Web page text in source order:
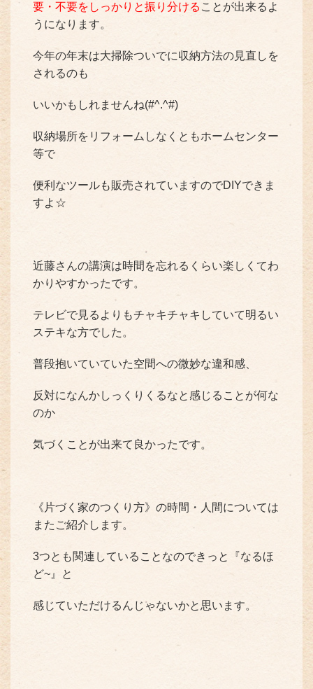
要・不要をしっかりと振り分ける ことが出来るよ
うになります。
今年の年末は大掃除ついでに収納方法の見直しを
されるのも
いいかもしれませんね(#^.^#)
収納場所をリフォームしなくともホームセンター
等で
便利なツールも販売されていますのでDIYできま
すよ☆
近藤さんの講演は時間を忘れるくらい楽しくてわ
かりやすかったです。
テレビで見るよりもチャキチャキしていて明るい
ステキな方でした。
普段抱いていていた空間への微妙な違和感、
反対になんかしっくりくるなと感じることが何な
のか
気づくことが出来て良かったです。
《片づく家のつくり方》の時間・人間については
またご紹介します。
3つとも関連していることなのできっと『なるほ
ど~』と
感じていただけるんじゃないかと思います。